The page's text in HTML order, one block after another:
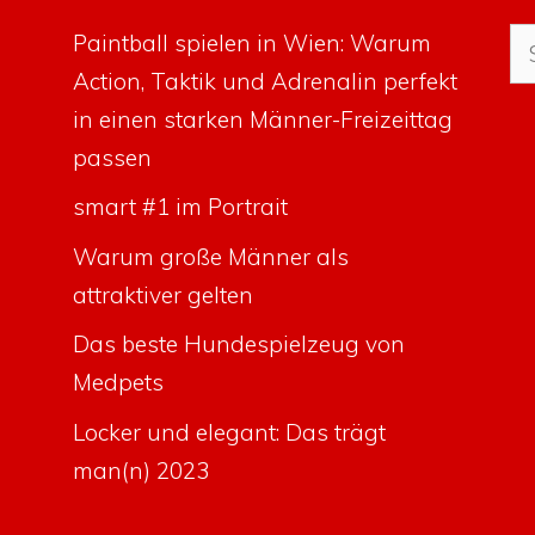
Paintball spielen in Wien: Warum
Action, Taktik und Adrenalin perfekt
in einen starken Männer-Freizeittag
passen
smart #1 im Portrait
Warum große Männer als
attraktiver gelten
Das beste Hundespielzeug von
Medpets
Locker und elegant: Das trägt
man(n) 2023